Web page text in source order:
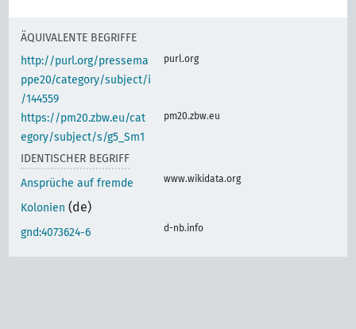
ÄQUIVALENTE BEGRIFFE
http://purl.org/pressema
ppe20/category/subject/i
/144559
purl.org
https://pm20.zbw.eu/cat
egory/subject/s/g5_Sm1
pm20.zbw.eu
IDENTISCHER BEGRIFF
Ansprüche auf fremde
Kolonien (de)
www.wikidata.org
gnd:4073624-6 d-nb.info